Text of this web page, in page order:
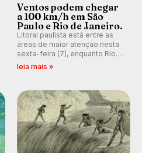
Ventos podem chegar
a 100 km/h em São
Paulo e Rio de Janeiro.
Litoral paulista está entre as
áreas de maior atenção nesta
sexta-feira (7), enquanto Rio
de Janeiro também recebe
alerta para ventos fortes.
km/h em Itanhaém.
leia mais »